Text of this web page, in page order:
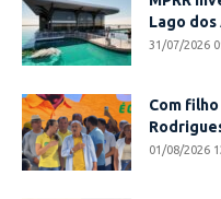
Lago
31/07/2026
Com
01/08/2026